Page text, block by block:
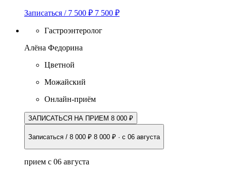
Записаться / 7 500 ₽ 7 500 ₽
Гастроэнтеролог
Алёна Федорина
Цветной
Можайский
Онлайн-приём
ЗАПИСАТЬСЯ НА ПРИЕМ 8 000 ₽
Записаться / 8 000 ₽ 8 000 ₽ · с 06 августа
прием с 06 августа